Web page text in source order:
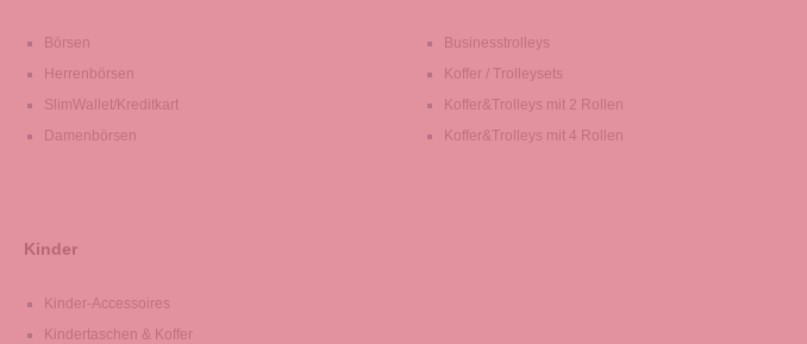
Börsen
Herrenbörsen
SlimWallet/Kreditkart
Damenbörsen
Businesstrolleys
Koffer / Trolleysets
Koffer&Trolleys mit 2 Rollen
Koffer&Trolleys mit 4 Rollen
Kinder
Kinder-Accessoires
Kindertaschen & Koffer